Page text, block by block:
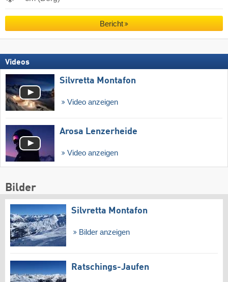
Bericht
Videos
Silvretta Montafon
Video anzeigen
Arosa Lenzerheide
Video anzeigen
Bilder
Silvretta Montafon
Bilder anzeigen
Ratschings-Jaufen